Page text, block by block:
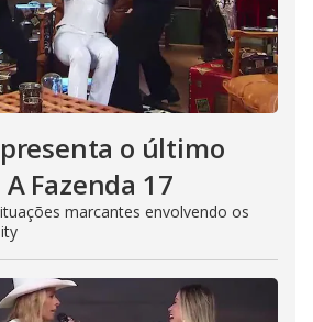
o último
Fazenda 17
marcantes envolvendo os